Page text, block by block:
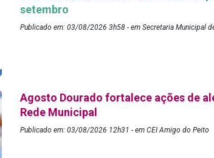
setembro
Publicado em: 03/08/2026 3h58 - em Secretaria Municipal
Agosto Dourado fortalece ações de
Rede Municipal
Publicado em: 03/08/2026 12h31 - em CEI Amigo do Peito